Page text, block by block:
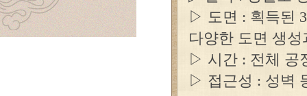
▷ 도면 : 획득된
다양한 도면 생
▷ 시간 : 전체 공
▷ 접근성 : 성벽